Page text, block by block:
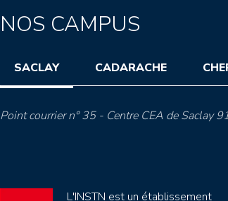
NOS CAMPUS
SACLAY CADARACHE
Point courrier n° 35 - Centre CEA de Saclay
L'INSTN est un établissement